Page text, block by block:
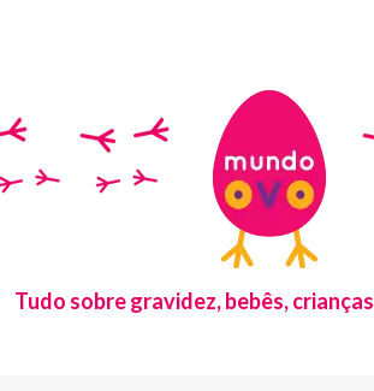
Tudo sobre gravidez, bebês,